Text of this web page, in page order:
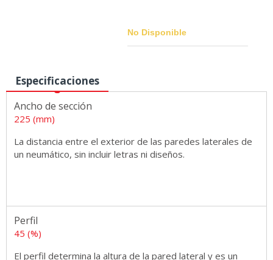
No Disponible
Medidas
Especificaciones
Ancho de sección
225 (mm)
La distancia entre el exterior de las paredes laterales de
un neumático, sin incluir letras ni diseños.
Perfil
45 (%)
El perfil determina la altura de la pared lateral y es un